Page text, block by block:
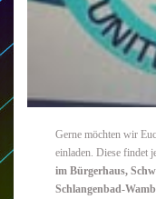
Gerne möchten wir
einladen. Diese findet
im Bürgerhaus,
Schlangenbad-